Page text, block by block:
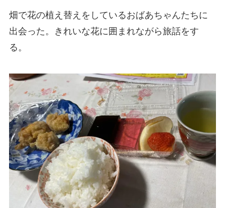
畑で花の植え替えをしているおばあちゃんたちに
出会った。きれいな花に囲まれながら旅話をす
る。